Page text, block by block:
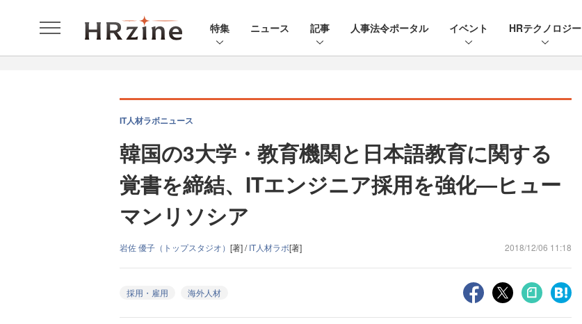
特集 ニュース 記事 人事法令ポータル イベント HRテクノロジー
IT人材ラボニュース
韓国の3大学・教育機関と日本語教育に関する
覚書を締結、ITエンジニア採用を強化―ヒュー
マンリソシア
岩佐 優子（トップスタジオ） [著] /IT人材ラボ[著] 2018/12/06 11:18
採用・雇用 海外人材